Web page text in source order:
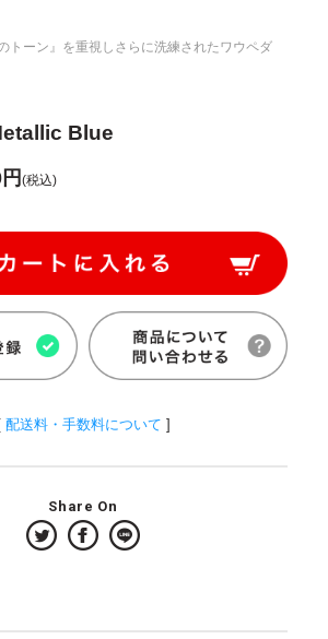
トーン』を重視しさらに洗練されたワウペダ
Blue
(税込)
[ 配送料・手数料について ]
Share On